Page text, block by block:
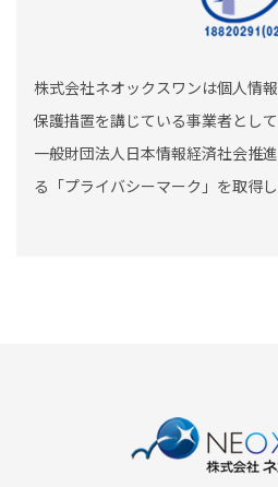
株式会社ネオックスワンは個人情
保護措置を講じている事業者として
一般財団法人日本情報経済社会推
る「プライバシーマーク」を取得し